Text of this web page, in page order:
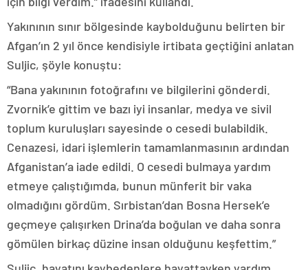
Yakınının sınır bölgesinde kaybolduğunu belirten bir
Afgan’ın 2 yıl önce kendisiyle irtibata geçtiğini anlatan
Suljic, şöyle konuştu:
“Bana yakınının fotoğrafını ve bilgilerini gönderdi.
Zvornik’e gittim ve bazı iyi insanlar, medya ve sivil
toplum kuruluşları sayesinde o cesedi bulabildik.
Cenazesi, idari işlemlerin tamamlanmasının ardından
Afganistan’a iade edildi. O cesedi bulmaya yardım
etmeye çalıştığımda, bunun münferit bir vaka
olmadığını gördüm. Sırbistan’dan Bosna Hersek’e
geçmeye çalışırken Drina’da boğulan ve daha sonra
gömülen birkaç düzine insan olduğunu keşfettim.”